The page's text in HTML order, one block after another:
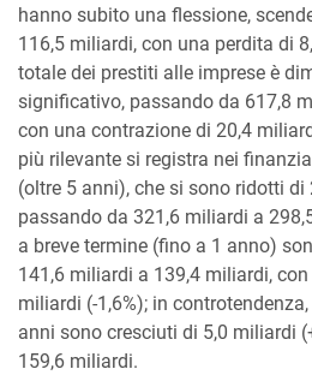
hanno subito una flessione,
116,5 miliardi, con una perdita di
totale dei prestiti alle imprese è
significativo, passando da 617,8
con una contrazione di 20,4
più rilevante si registra nei
(oltre 5 anni), che si sono ridotti di
passando da 321,6 miliardi a
a breve termine (fino a 1 anno)
141,6 miliardi a 139,4 miliardi,
miliardi (-1,6%); in
anni sono cresciuti di 5,0 miliardi
159,6 miliardi.